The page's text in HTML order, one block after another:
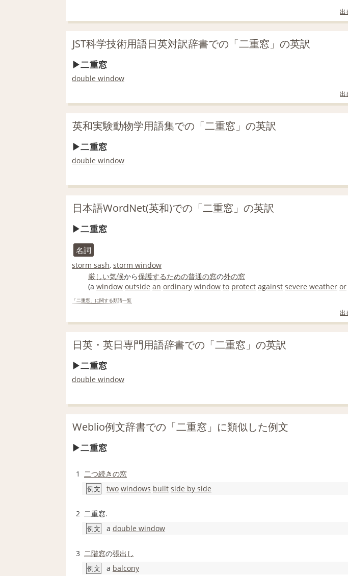
出
JST科学技術用語日英対訳辞書での「二重窓」の英訳
二重窓
double window
出
英和実験動物学用語集での「二重窓」の英訳
二重窓
double window
日本語WordNet(英和)での「二重窓」の英訳
二重窓
名詞
storm sash, storm window
厳しい気候から保護するための普通の窓の外の窓
(a window outside an ordinary window to protect against severe weather or
「二重窓」に関する類語一覧
出
日英・英日専門用語辞書での「二重窓」の英訳
二重窓
double window
Weblio例文辞書での「二重窓」に類似した例文
二重窓
1 二つ続きの窓
例文 two windows built side by side
2 二重窓.
例文 a double window
3 二階窓の張出し
例文 a balcony